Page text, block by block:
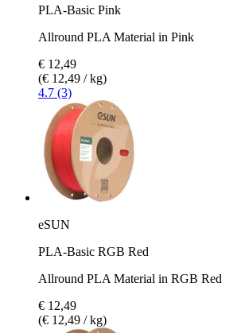
PLA-Basic Pink
Allround PLA Material in Pink
€ 12,49
(€ 12,49 / kg)
4.7 (3)
eSUN
PLA-Basic RGB Red
Allround PLA Material in RGB Red
€ 12,49
(€ 12,49 / kg)